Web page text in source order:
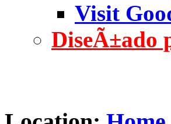
Visit
DiseÃ±ado